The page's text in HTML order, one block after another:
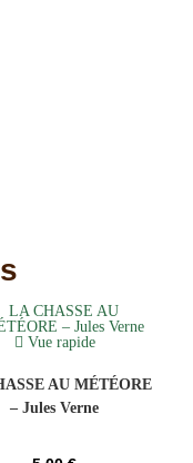
Vue rapide
AU MÉTÉORE
– Jules Verne